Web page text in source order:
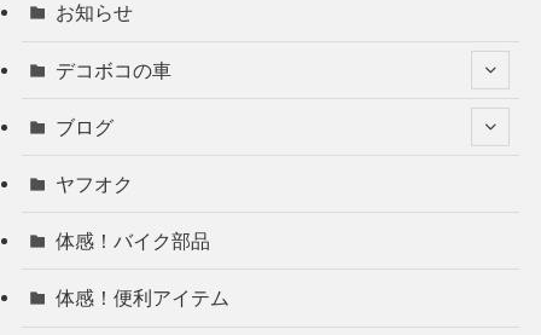
お知らせ
デコボコの車
ブログ
ヤフオク
体感！バイク部品
体感！便利アイテム